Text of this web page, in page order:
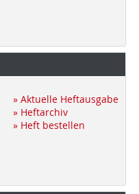
» Aktuelle Heftausgabe
» Heftarchiv
» Heft bestellen